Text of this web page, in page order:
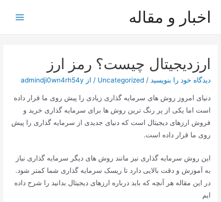
اخبار و مقاله
ارزدیجیتال چیست؟ رمز ارز
دیدگاه‌ خود را بنویسید /
Uncategorized / از admindji0wn4rh54y
دنیای امروز روش های سرمایه گذاری زیادی را پیش روی ما قرار داده
است اما یکی از پر رنگ ترین روش ها برای سرمایه گذاری خرید و
فروش ارزهای دیجیتال است که دنیای جدیدی از سرمایه گذاری را پیش
روی ما قرار داده است.
این روش سرمایه گذاری نیز مانند روش های دیگر سرمایه گذاری نیاز
به آموزش و دقت بالایی دارد تا ریسک سرمایه گذاری شما کمتر شود.
در این مقاله هر آنچه که باید درباره ارزهای دیجیتال بدانید را شرح داده
ایم